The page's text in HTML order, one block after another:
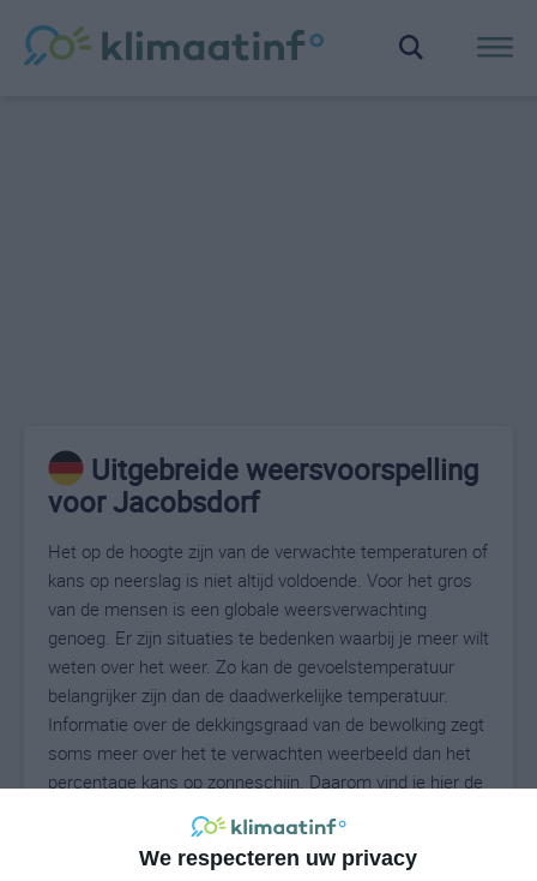
We respecteren uw privacy
Uitgebreide weersvoorspelling
voor Jacobsdorf
Het op de hoogte zijn van de verwachte temperaturen of
kans op neerslag is niet altijd voldoende. Voor het gros
van de mensen is een globale weersverwachting
genoeg. Er zijn situaties te bedenken waarbij je meer wilt
weten over het weer. Zo kan de gevoelstemperatuur
belangrijker zijn dan de daadwerkelijke temperatuur.
Informatie over de dekkingsgraad van de bewolking zegt
soms meer over het te verwachten weerbeeld dan het
percentage kans op zonneschijn. Daarom vind je hier de
uitgebreide weersvoorspelling voor Jacobsdorf.